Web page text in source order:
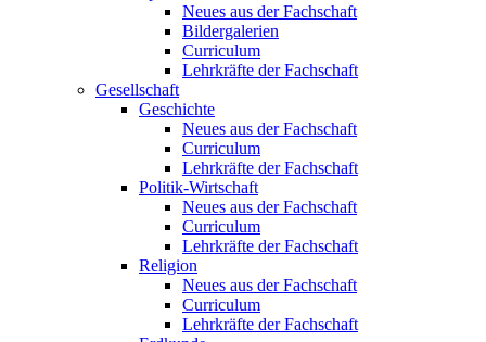
Neues aus der Fachschaft
Bildergalerien
Curriculum
Lehrkräfte der Fachschaft
Gesellschaft
Geschichte
Neues aus der Fachschaft
Curriculum
Lehrkräfte der Fachschaft
Politik-Wirtschaft
Neues aus der Fachschaft
Curriculum
Lehrkräfte der Fachschaft
Religion
Neues aus der Fachschaft
Curriculum
Lehrkräfte der Fachschaft